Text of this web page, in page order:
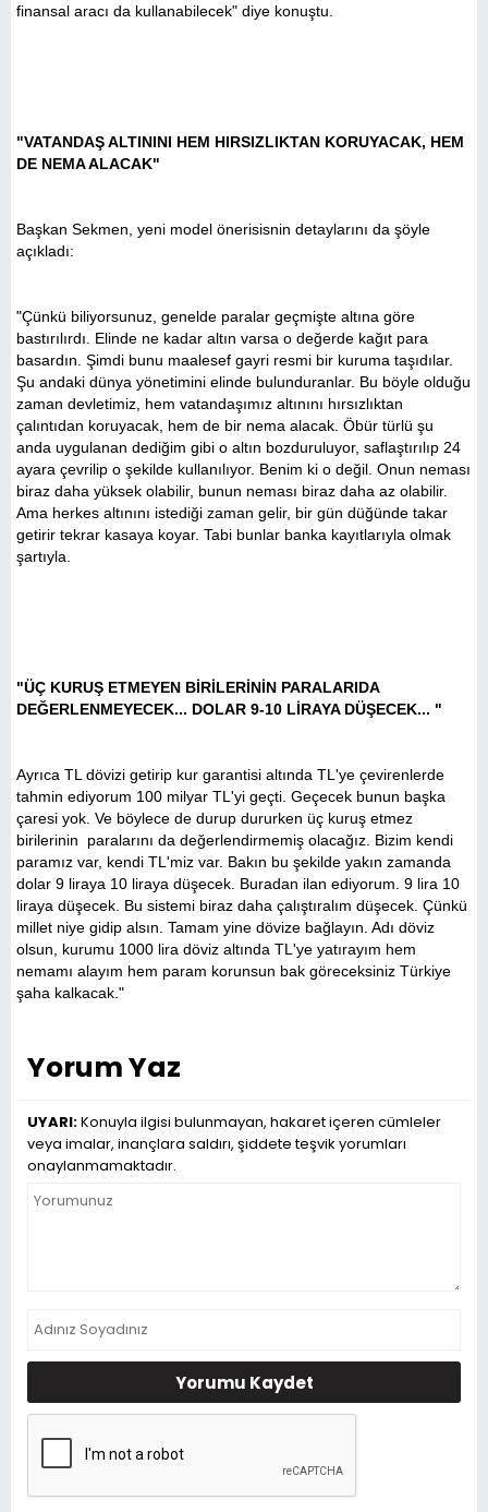
finansal aracı da kullanabilecek" diye konuştu.
"VATANDAŞ ALTININI HEM HIRSIZLIKTAN KORUYACAK, HEM
DE NEMA ALACAK"
Başkan Sekmen, yeni model önerisisnin detaylarını da şöyle
açıkladı:
"Çünkü biliyorsunuz, genelde paralar geçmişte altına göre
bastırılırdı. Elinde ne kadar altın varsa o değerde kağıt para
basardın. Şimdi bunu maalesef gayri resmi bir kuruma taşıdılar.
Şu andaki dünya yönetimini elinde bulunduranlar. Bu böyle olduğu
zaman devletimiz, hem vatandaşımız altınını hırsızlıktan
çalıntıdan koruyacak, hem de bir nema alacak. Öbür türlü şu
anda uygulanan dediğim gibi o altın bozduruluyor, saflaştırılıp 24
ayara çevrilip o şekilde kullanılıyor. Benim ki o değil. Onun neması
biraz daha yüksek olabilir, bunun neması biraz daha az olabilir.
Ama herkes altınını istediği zaman gelir, bir gün düğünde takar
getirir tekrar kasaya koyar. Tabi bunlar banka kayıtlarıyla olmak
şartıyla.
"ÜÇ KURUŞ ETMEYEN BİRİLERİNİN PARALARIDA
DEĞERLENMEYECEK... DOLAR 9-10 LİRAYA DÜŞECEK... "
Ayrıca TL dövizi getirip kur garantisi altında TL'ye çevirenlerde
tahmin ediyorum 100 milyar TL'yi geçti. Geçecek bunun başka
çaresi yok. Ve böylece de durup dururken üç kuruş etmez
birilerinin paralarını da değerlendirmemiş olacağız. Bizim kendi
paramız var, kendi TL'miz var. Bakın bu şekilde yakın zamanda
dolar 9 liraya 10 liraya düşecek. Buradan ilan ediyorum. 9 lira 10
liraya düşecek. Bu sistemi biraz daha çalıştıralım düşecek. Çünkü
millet niye gidip alsın. Tamam yine dövize bağlayın. Adı döviz
olsun, kurumu 1000 lira döviz altında TL'ye yatırayım hem
nemamı alayım hem param korunsun bak göreceksiniz Türkiye
şaha kalkacak."
Yorum Yaz
UYARI:Konuyla ilgisi bulunmayan, hakaret içeren cümleler
veya imalar, inançlara saldırı, şiddete teşvik yorumları
onaylanmamaktadır.
Yorumu Kaydet